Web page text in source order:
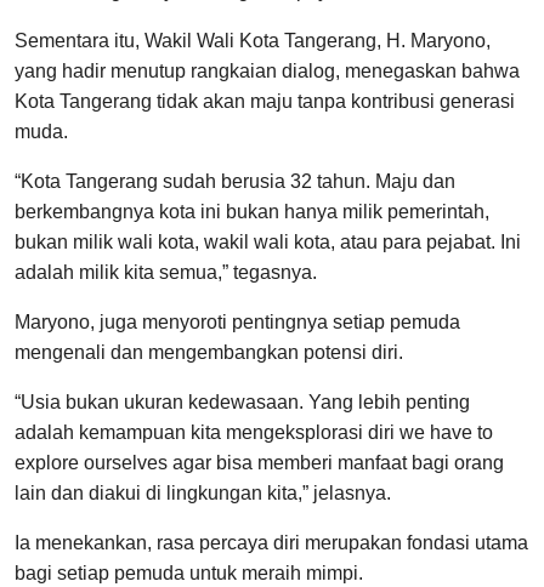
Sementara itu, Wakil Wali Kota Tangerang, H. Maryono,
yang hadir menutup rangkaian dialog, menegaskan bahwa
Kota Tangerang tidak akan maju tanpa kontribusi generasi
muda.
“Kota Tangerang sudah berusia 32 tahun. Maju dan
berkembangnya kota ini bukan hanya milik pemerintah,
bukan milik wali kota, wakil wali kota, atau para pejabat. Ini
adalah milik kita semua,” tegasnya.
Maryono, juga menyoroti pentingnya setiap pemuda
mengenali dan mengembangkan potensi diri.
“Usia bukan ukuran kedewasaan. Yang lebih penting
adalah kemampuan kita mengeksplorasi diri we have to
explore ourselves agar bisa memberi manfaat bagi orang
lain dan diakui di lingkungan kita,” jelasnya.
Ia menekankan, rasa percaya diri merupakan fondasi utama
bagi setiap pemuda untuk meraih mimpi.